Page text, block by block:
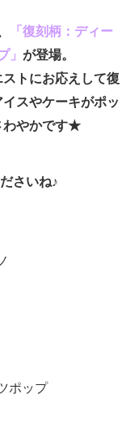
「復刻柄：ディー
」 が登場。
トにお応えして復
スやケーキがポッ
わやかです★
さいね♪
ポップ